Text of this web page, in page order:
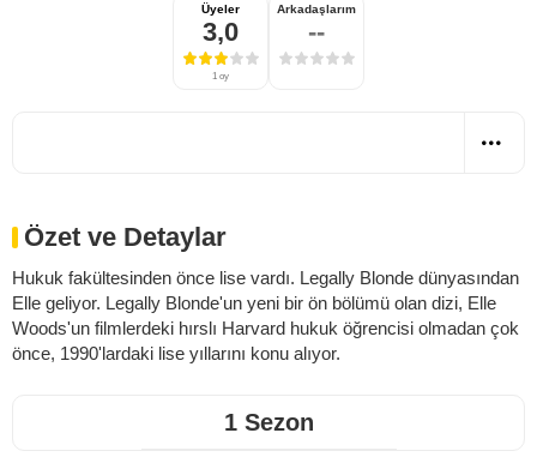
Üyeler
3,0
1 oy
Arkadaşlarım
--
Özet ve Detaylar
Hukuk fakültesinden önce lise vardı. Legally Blonde dünyasından
Elle geliyor. Legally Blonde'un yeni bir ön bölümü olan dizi, Elle
Woods'un filmlerdeki hırslı Harvard hukuk öğrencisi olmadan çok
önce, 1990'lardaki lise yıllarını konu alıyor.
1 Sezon